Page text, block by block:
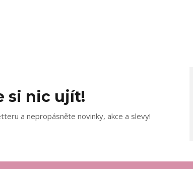
si nic ujít!
a nepropásněte novinky, akce a slevy!